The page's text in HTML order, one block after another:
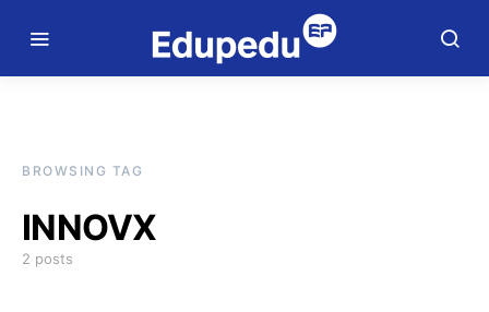
BROWSING TAG
INNOVX
2 posts